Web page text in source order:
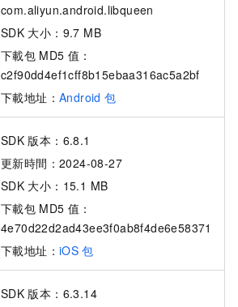
com.aliyun.android.libqueen
SDK 大小：9.7 MB
下載包 MD5 值：
c2f90dd4ef1cff8b15ebaa316ac5a2bf
下載地址： Android 包
SDK 版本：6.8.1
更新時間：2024-08-27
SDK 大小：15.1 MB
下載包 MD5 值：
4e70d22d2ad43ee3f0ab8f4de6e58371
下載地址： iOS 包
SDK 版本：6.3.14